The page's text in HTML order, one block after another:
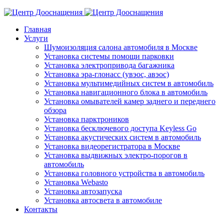
Главная
Услуги
Шумоизоляция салона автомобиля в Москве
Установка системы помощи парковки
Установка электропривода багажника
Установка эра-глонасс (увэос, авэос)
Установка мультимедийных систем в автомобиль
Установка навигационного блока в автомобиль
Установка омывателей камер заднего и переднего
обзора
Установка парктроников
Установка бесключевого доступа Keyless Go
Установка акустических систем в автомобиль
Установка видеорегистратора в Москве
Установка выдвижных электро-порогов в
автомобиль
Установка головного устройства в автомобиль
Установка Webasto
Установка автозапуска
Установка автосвета в автомобиле
Контакты